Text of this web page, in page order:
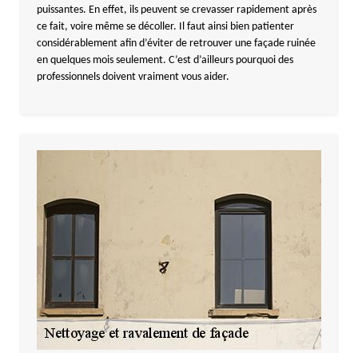
puissantes. En effet, ils peuvent se crevasser rapidement après
ce fait, voire même se décoller. Il faut ainsi bien patienter
considérablement afin d’éviter de retrouver une façade ruinée
en quelques mois seulement. C’est d’ailleurs pourquoi des
professionnels doivent vraiment vous aider.